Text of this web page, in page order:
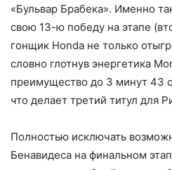
«Бульвар Брабека». Именно
свою 13-ю победу на этапе
гонщик Honda не только
словно глотнув энергетика
преимущество до 3 минут 43
что делает третий титул для
Полностью исключать
Бенавидеса на финальном